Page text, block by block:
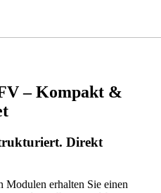
– Kompakt &
Direkt
Modulen erhalten Sie einen